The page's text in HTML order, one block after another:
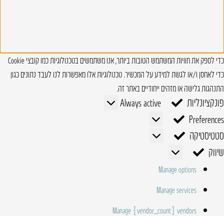
כדי לספק את חוויות המשתמש הטובות ביותר, אנו משתמשים בטכנולוגיות כמו קובצי Cookie
כדי לאחסן ו/או לגשת למידע על המכשיר. טכנולוגיות אלו מאפשרות לנו לעבד נתונים כגון
התנהגות גלישה או מזהים ייחודיים באתר זה.
פונקציונליות פונקציונליות
Always active
Preferences
Preferences
סטטיסטיקה
סטטיסטיקה
שיווק
שיווק
Manage options
Manage services
Manage {vendor_count} vendors